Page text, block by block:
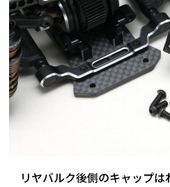
リヤバルク後側のキャップは